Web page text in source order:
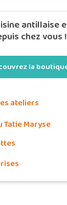
antillaise
chez vous !
la
ateliers
Tatie Maryse